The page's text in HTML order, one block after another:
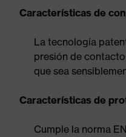
Características de
La tecnología
presión de
que sea
Características de
Cumple la norma